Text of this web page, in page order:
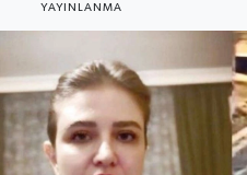
YAYINLANMA